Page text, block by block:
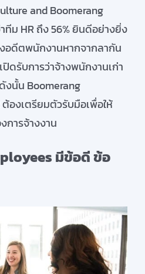
and Boomerang
ทีม HR ถึง 56% ยินดีอย่างยิ่ง
อดีตพนักงานหากจากลากัน
ดรับการว่าจ้างพนักงานเก่า
งนั้น Boomerang
องเตรียมตัวรับมือเพื่อให้
การจ้างงาน
มีข้อดี ข้อ